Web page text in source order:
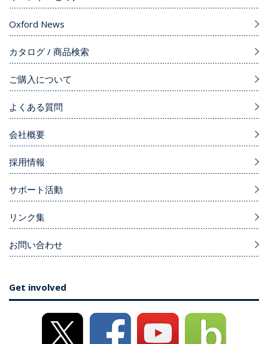
Oxford News
カタログ / 商品検索
ご購入について
よくある質問
会社概要
採用情報
サポート活動
リンク集
お問い合わせ
Get involved